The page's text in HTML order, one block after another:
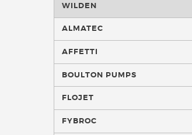
WILDEN
ALMATEC
AFFETTI
BOULTON PUMPS
FLOJET
FYBROC